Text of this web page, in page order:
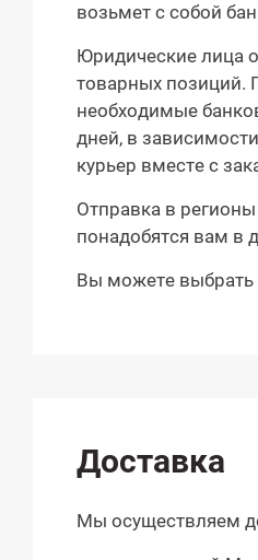
возьмет с собой
Юридические лица
товарных позиций.
необходимые
дней, в
курьер вместе с
Отправка в
понадобятся вам в
Вы можете выбрать
Доставка
Мы осуществляем